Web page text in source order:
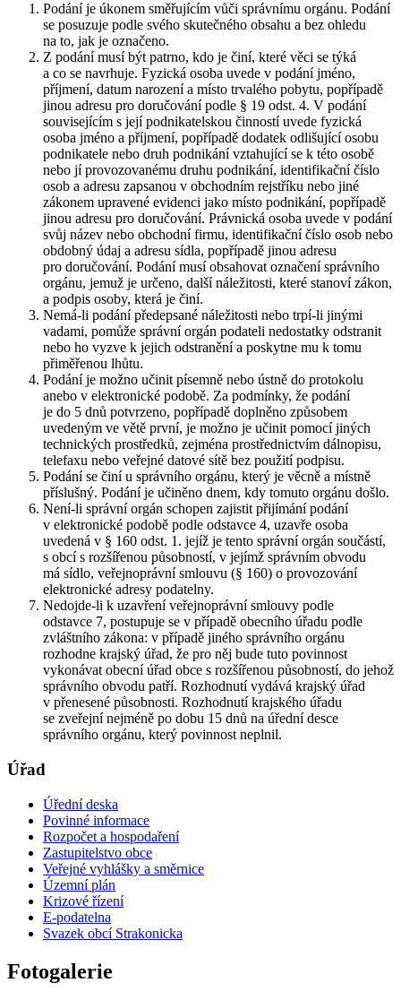
Podání je úkonem směřujícím vůči správnímu orgánu. Podání
se posuzuje podle svého skutečného obsahu a bez ohledu
na to, jak je označeno.
Z podání musí být patrno, kdo je činí, které věci se týká
a co se navrhuje. Fyzická osoba uvede v podání jméno,
příjmení, datum narození a místo trvalého pobytu, popřípadě
jinou adresu pro doručování podle § 19 odst. 4. V podání
souvisejícím s její podnikatelskou činností uvede fyzická
osoba jméno a příjmení, popřípadě dodatek odlišující osobu
podnikatele nebo druh podnikání vztahující se k této osobě
nebo jí provozovanému druhu podnikání, identifikační číslo
osob a adresu zapsanou v obchodním rejstříku nebo jiné
zákonem upravené evidenci jako místo podnikání, popřípadě
jinou adresu pro doručování. Právnická osoba uvede v podání
svůj název nebo obchodní firmu, identifikační číslo osob nebo
obdobný údaj a adresu sídla, popřípadě jinou adresu
pro doručování. Podání musí obsahovat označení správního
orgánu, jemuž je určeno, další náležitosti, které stanoví zákon,
a podpis osoby, která je činí.
Nemá-li podání předepsané náležitosti nebo trpí-li jinými
vadami, pomůže správní orgán podateli nedostatky odstranit
nebo ho vyzve k jejich odstranění a poskytne mu k tomu
přiměřenou lhůtu.
Podání je možno učinit písemně nebo ústně do protokolu
anebo v elektronické podobě. Za podmínky, že podání
je do 5 dnů potvrzeno, popřípadě doplněno způsobem
uvedeným ve větě první, je možno je učinit pomocí jiných
technických prostředků, zejména prostřednictvím dálnopisu,
telefaxu nebo veřejné datové sítě bez použití podpisu.
Podání se činí u správního orgánu, který je věcně a místně
příslušný. Podání je učiněno dnem, kdy tomuto orgánu došlo.
Není-li správní orgán schopen zajistit přijímání podání
v elektronické podobě podle odstavce 4, uzavře osoba
uvedená v § 160 odst. 1. jejíž je tento správní orgán součástí,
s obcí s rozšířenou působností, v jejímž správním obvodu
má sídlo, veřejnoprávní smlouvu (§ 160) o provozování
elektronické adresy podatelny.
Nedojde-li k uzavření veřejnoprávní smlouvy podle
odstavce 7, postupuje se v případě obecního úřadu podle
zvláštního zákona: v případě jiného správního orgánu
rozhodne krajský úřad, že pro něj bude tuto povinnost
vykonávat obecní úřad obce s rozšířenou působností, do jehož
správního obvodu patří. Rozhodnutí vydává krajský úřad
v přenesené působnosti. Rozhodnutí krajského úřadu
se zveřejní nejméně po dobu 15 dnů na úřední desce
správního orgánu, který povinnost neplnil.
Úřad
Úřední deska
Povinné informace
Rozpočet a hospodaření
Zastupitelstvo obce
Veřejné vyhlášky a směrnice
Územní plán
Krizové řízení
E-podatelna
Svazek obcí Strakonicka
Fotogalerie